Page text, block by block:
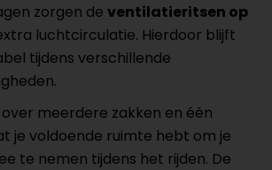
zorgen de ventilatieritsen op
luchtcirculatie. Hierdoor blijft
tijdens verschillende
meerdere zakken en één
je voldoende ruimte hebt om je
te nemen tijdens het rijden. De